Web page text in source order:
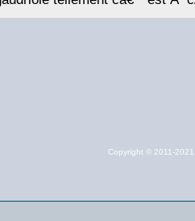
Copyright © 2011-